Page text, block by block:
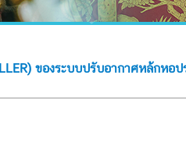
ของระบบปรับอากาศหล้กห